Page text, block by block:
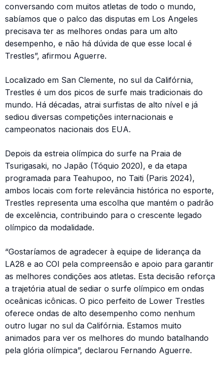
conversando com muitos atletas de todo o mundo,
sabíamos que o palco das disputas em Los Angeles
precisava ter as melhores ondas para um alto
desempenho, e não há dúvida de que esse local é
Trestles”, afirmou Aguerre.
Localizado em San Clemente, no sul da Califórnia,
Trestles é um dos picos de surfe mais tradicionais do
mundo. Há décadas, atrai surfistas de alto nível e já
sediou diversas competições internacionais e
campeonatos nacionais dos EUA.
Depois da estreia olímpica do surfe na Praia de
Tsurigasaki, no Japão (Tóquio 2020), e da etapa
programada para Teahupoo, no Taiti (Paris 2024),
ambos locais com forte relevância histórica no esporte,
Trestles representa uma escolha que mantém o padrão
de excelência, contribuindo para o crescente legado
olímpico da modalidade.
“Gostaríamos de agradecer à equipe de liderança da
LA28 e ao COI pela compreensão e apoio para garantir
as melhores condições aos atletas. Esta decisão reforça
a trajetória atual de sediar o surfe olímpico em ondas
oceânicas icônicas. O pico perfeito de Lower Trestles
oferece ondas de alto desempenho como nenhum
outro lugar no sul da Califórnia. Estamos muito
animados para ver os melhores do mundo batalhando
pela glória olímpica”, declarou Fernando Aguerre.